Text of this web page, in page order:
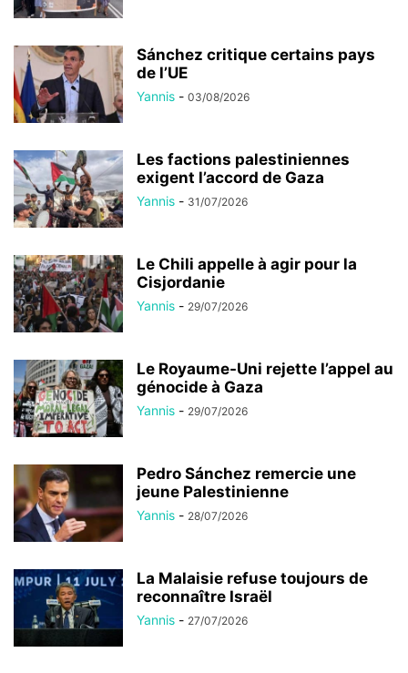
Sánchez critique certains pays
de l’UE
Yannis - 03/08/2026
Les factions palestiniennes
exigent l’accord de Gaza
Yannis - 31/07/2026
Le Chili appelle à agir pour la
Cisjordanie
Yannis - 29/07/2026
Le Royaume-Uni rejette l’appel au
génocide à Gaza
Yannis - 29/07/2026
Pedro Sánchez remercie une
jeune Palestinienne
Yannis - 28/07/2026
La Malaisie refuse toujours de
reconnaître Israël
Yannis - 27/07/2026